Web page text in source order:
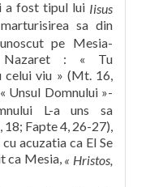
a fost tipul lui Iisus
sa din
pe Mesia-
Nazaret : « Tu
celui viu » (Mt. 16,
Unsul Domnului »-
L-a uns sa
18; Fapte 4, 26-27),
acuzatia ca El Se
ca Mesia, « Hristos,